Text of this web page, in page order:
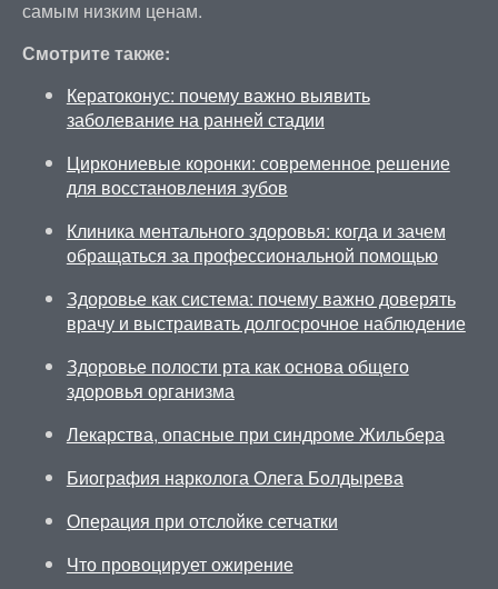
самым низким ценам.
Смотрите также:
Кератоконус: почему важно выявить
заболевание на ранней стадии
Циркониевые коронки: современное решение
для восстановления зубов
Клиника ментального здоровья: когда и зачем
обращаться за профессиональной помощью
Здоровье как система: почему важно доверять
врачу и выстраивать долгосрочное наблюдение
Здоровье полости рта как основа общего
здоровья организма
Лекарства, опасные при синдроме Жильбера
Биография нарколога Олега Болдырева
Операция при отслойке сетчатки
Что провоцирует ожирение